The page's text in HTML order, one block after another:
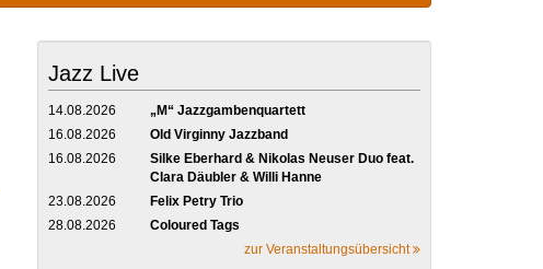
Jazz Live
14.08.2026
„M“ Jazzgambenquartett
16.08.2026
Old Virginny Jazzband
16.08.2026
Silke Eberhard & Nikolas Neuser Duo feat.
Clara Däubler & Willi Hanne
23.08.2026
Felix Petry Trio
28.08.2026
Coloured Tags
zur Veranstaltungsübersicht